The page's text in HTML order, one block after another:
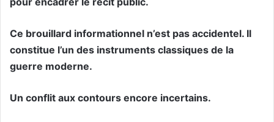
Ce brouillard informationnel n’est pas accidentel. Il
constitue l’un des instruments classiques de la
guerre moderne.
Un conflit aux contours encore incertains.